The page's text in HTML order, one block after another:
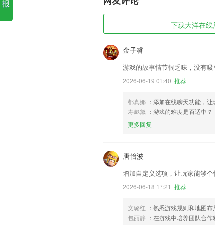
下载大洋在
金子睿
游戏的故事情节很乏味，没有吸
2026-06-19 01:40 推荐
都真娜 ：添加在线聊天功能，
寿彪黛 ：游戏的难度是否适中？
更多回复
唐怡波
增加自定义选项，让玩家能够个
2026-06-18 17:21 推荐
文璐红 ：熟悉游戏规则和地图
包丽静 ：在游戏中培养团队合
报